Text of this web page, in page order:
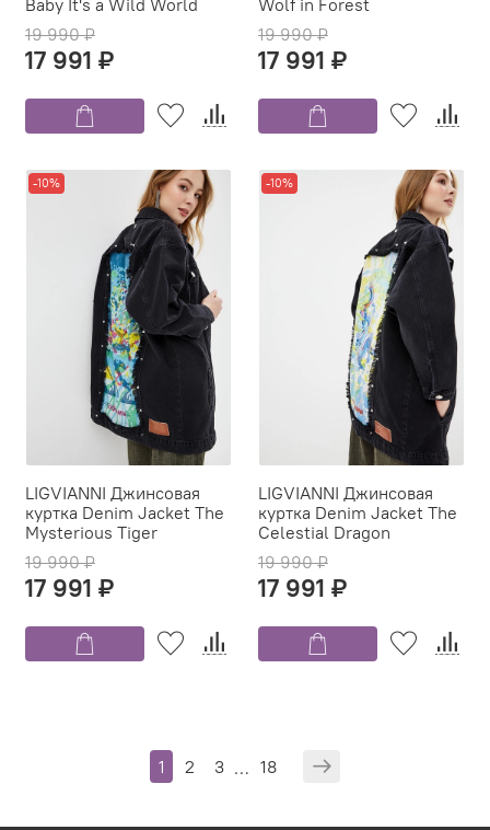
19 990 ₽
17 991 ₽
19 990 ₽
17 991 ₽
-10%
LIGVIANNI Джинсовая
куртка Denim Jacket The
Mysterious Tiger
19 990 ₽
17 991 ₽
-10%
LIGVIANNI Джинсовая
куртка Denim Jacket The
Celestial Dragon
19 990 ₽
17 991 ₽
1 2 3 … 18